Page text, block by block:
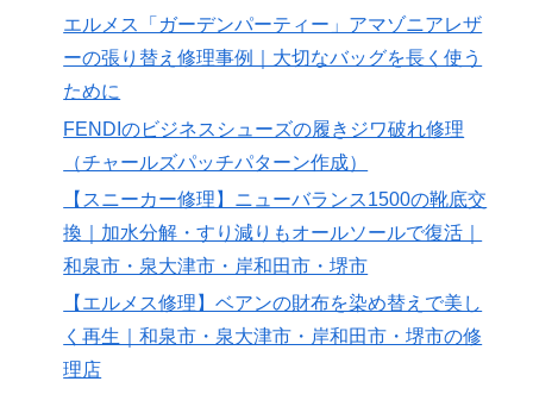
エルメス「ガーデンパーティー」アマゾニアレザ
ーの張り替え修理事例｜大切なバッグを長く使う
ために
FENDIのビジネスシューズの履きジワ破れ修理
（チャールズパッチパターン作成）
【スニーカー修理】ニューバランス1500の靴底交
換｜加水分解・すり減りもオールソールで復活｜
和泉市・泉大津市・岸和田市・堺市
【エルメス修理】ベアンの財布を染め替えで美し
く再生｜和泉市・泉大津市・岸和田市・堺市の修
理店